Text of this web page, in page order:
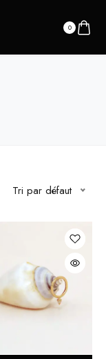
0
Tri par défaut